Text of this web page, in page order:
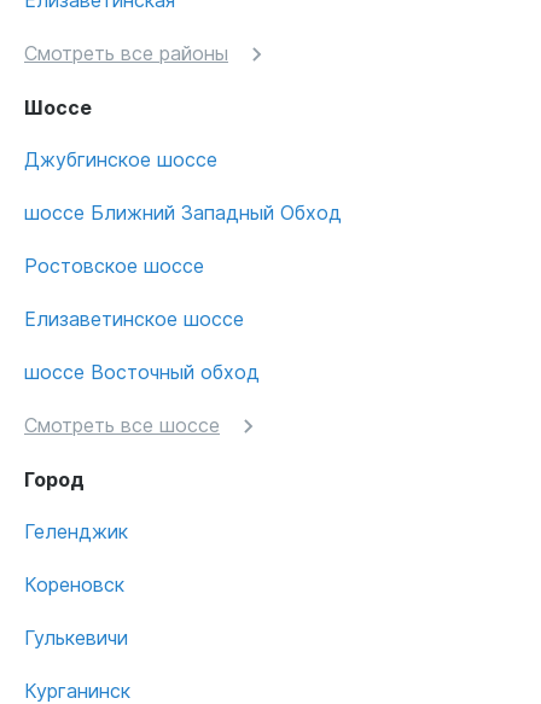
Смотреть все районы
Шоссе
Джубгинское шоссе
шоссе Ближний Западный Обход
Ростовское шоссе
Елизаветинское шоссе
шоссе Восточный обход
Смотреть все шоссе
Город
Геленджик
Кореновск
Гулькевичи
Курганинск